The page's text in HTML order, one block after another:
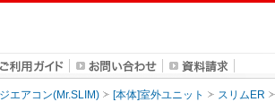
エアコン(Mr.SLIM) [本体]室外ユニット スリムER